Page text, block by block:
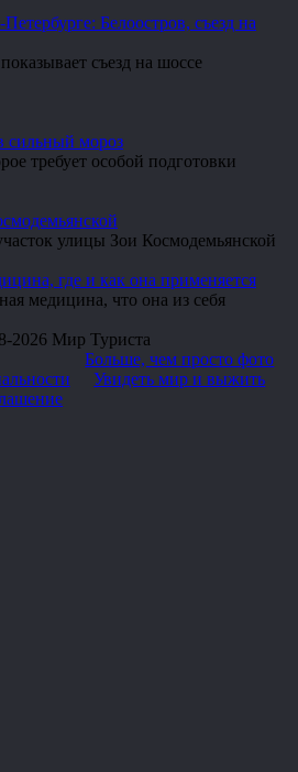
Белоостров, съезд на
съезд на шоссе
мороз
требует особой подготовки
улицы Зои Космодемьянской
где и как она применяется
медицина, что она из себя
2026 Мир Туриста
Больше, чем просто фото
Увидеть мир и выжить